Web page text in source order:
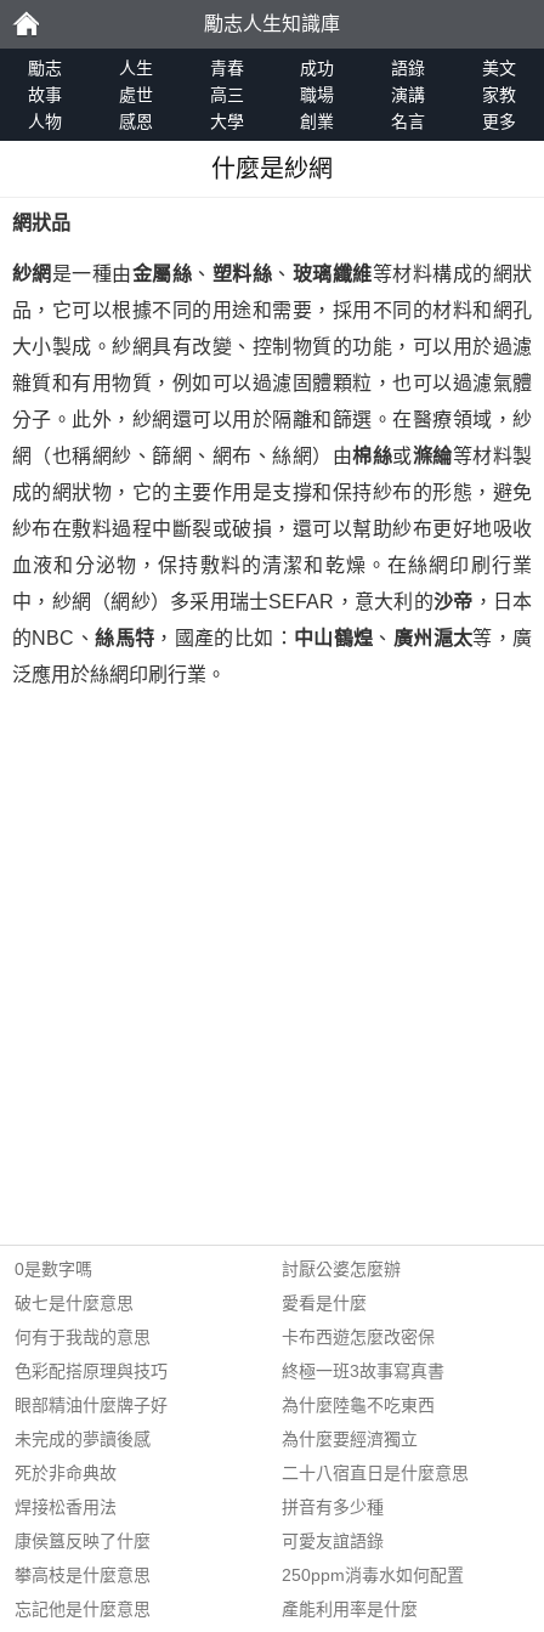
勵
志
勵志人生知識庫
勵志 人生 青春 成功 語錄
美文
故事
處世 高三 職場 演講
家教
人物
感恩 大學 創業 名言 更多
什麼是紗網
網狀品
紗網 是一種由金屬絲 、 塑料絲 、 玻璃纖維等材料構成的網狀
品，它可以根據不同的用途和需要，採用不同的材料和網孔
大小製成。紗網具有改變、控制物質的功能，可以用於過濾
雜質和有用物質，例如可以過濾固體顆粒，也可以過濾氣體
分子。此外，紗網還可以用於隔離和篩選。在醫療領域，紗
網（也稱網紗、篩網、網布、絲網）由棉絲或滌綸等材料製
成的網狀物，它的主要作用是支撐和保持紗布的形態，避免
紗布在敷料過程中斷裂或破損，還可以幫助紗布更好地吸收
血液和分泌物，保持敷料的清潔和乾燥。在絲網印刷行業
中，紗網（網紗）多采用瑞士SEFAR，意大利的沙帝 ，日本
的NBC、絲馬特 ，國產的比如： 中山鶴煌 、 廣州滬太等，廣
泛應用於絲網印刷行業。
0是數字嗎
破七是什麼意思
何有于我哉的意思
色彩配搭原理與技巧
眼部精油什麼牌子好
未完成的夢讀後感
死於非命典故
焊接松香用法
康侯簋反映了什麼
攀高枝是什麼意思
忘記他是什麼意思
討厭公婆怎麼辦
愛看是什麼
卡布西遊怎麼改密保
終極一班3故事寫真書
為什麼陸龜不吃東西
為什麼要經濟獨立
二十八宿直日是什麼意思
拼音有多少種
可愛友誼語錄
250ppm消毒水如何配置
產能利用率是什麼